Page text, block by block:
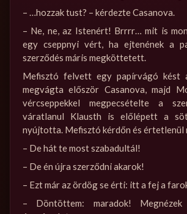
– …hozzak tust? – kérdezte Casanova.
– Ne, ne, az Istenért! Brrrr… mit is
egy cseppnyi vért, ha ejtenének a
szerződés máris megköttetett.
Mefisztó felvett egy papírvágó kést
megvágta először Casanova, majd
vércseppekkel megpecsételte a
váratlanul Klausth is előlépett a
nyújtotta. Mefisztó kérdőn és értetlenül
– De hát te most szabadultál!
– De én újra szerződni akarok!
– Ezt már az ördög se érti: itt a fej a
– Döntöttem: maradok! Megnézek